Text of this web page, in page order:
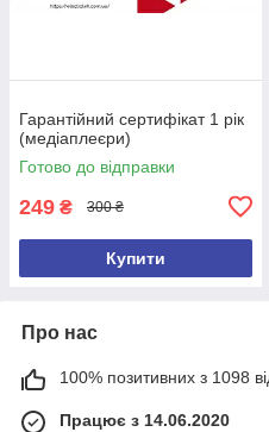
Гарантійний сертифікат 1 рік
(медіаплеєри)
Готово до відправки
249 ₴ 300 ₴
Купити
Про нас
100% позитивних з 1098
Працює з 14.06.2020